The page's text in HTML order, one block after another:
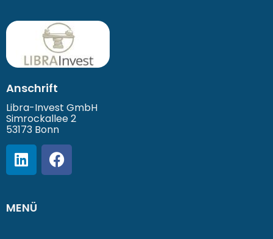
Anschrift
Libra-Invest GmbH
Simrockallee 2
53173 Bonn
MENÜ